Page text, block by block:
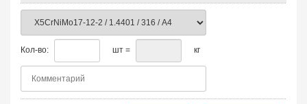
Кол-во: шт = кг